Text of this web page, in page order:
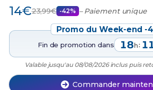
14€23,99€ -42% – Paiement unique
Promo du Week-end -
Fin de promotion dans 18 h:
Valable jusqu'au 08/08/2026 inclus puis
Commander